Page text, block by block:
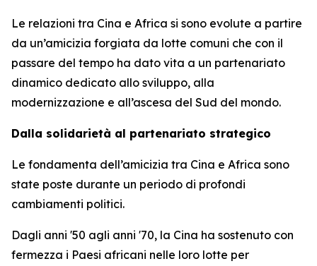
Le relazioni tra Cina e Africa si sono evolute a partire
da un’amicizia forgiata da lotte comuni che con il
passare del tempo ha dato vita a un partenariato
dinamico dedicato allo sviluppo, alla
modernizzazione e all’ascesa del Sud del mondo.
Dalla solidarietà al partenariato strategico
Le fondamenta dell’amicizia tra Cina e Africa sono
state poste durante un periodo di profondi
cambiamenti politici.
Dagli anni '50 agli anni '70, la Cina ha sostenuto con
fermezza i Paesi africani nelle loro lotte per